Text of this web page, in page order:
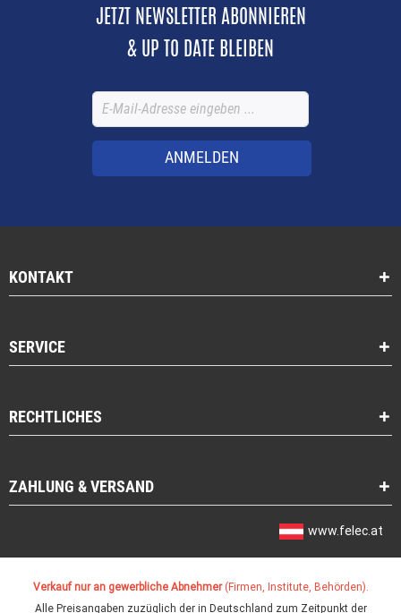
JETZT NEWSLETTER ABONNIEREN
& UP TO DATE BLEIBEN
ANMELDEN
KONTAKT
SERVICE
RECHTLICHES
ZAHLUNG & VERSAND
www.felec.at
Verkauf nur an gewerbliche Abnehmer(Firmen, Institute, Behörden).
Alle Preisangaben zuzüglich der in Deutschland zum Zeitpunkt der